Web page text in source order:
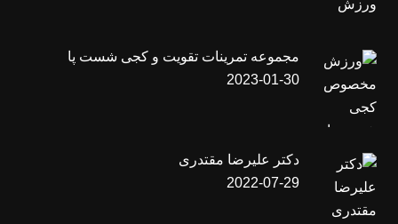
مجموعه تمرینات تقویت و کجی شست پا
2023-01-30
دکتر علیرضا مقتدری
2022-07-29